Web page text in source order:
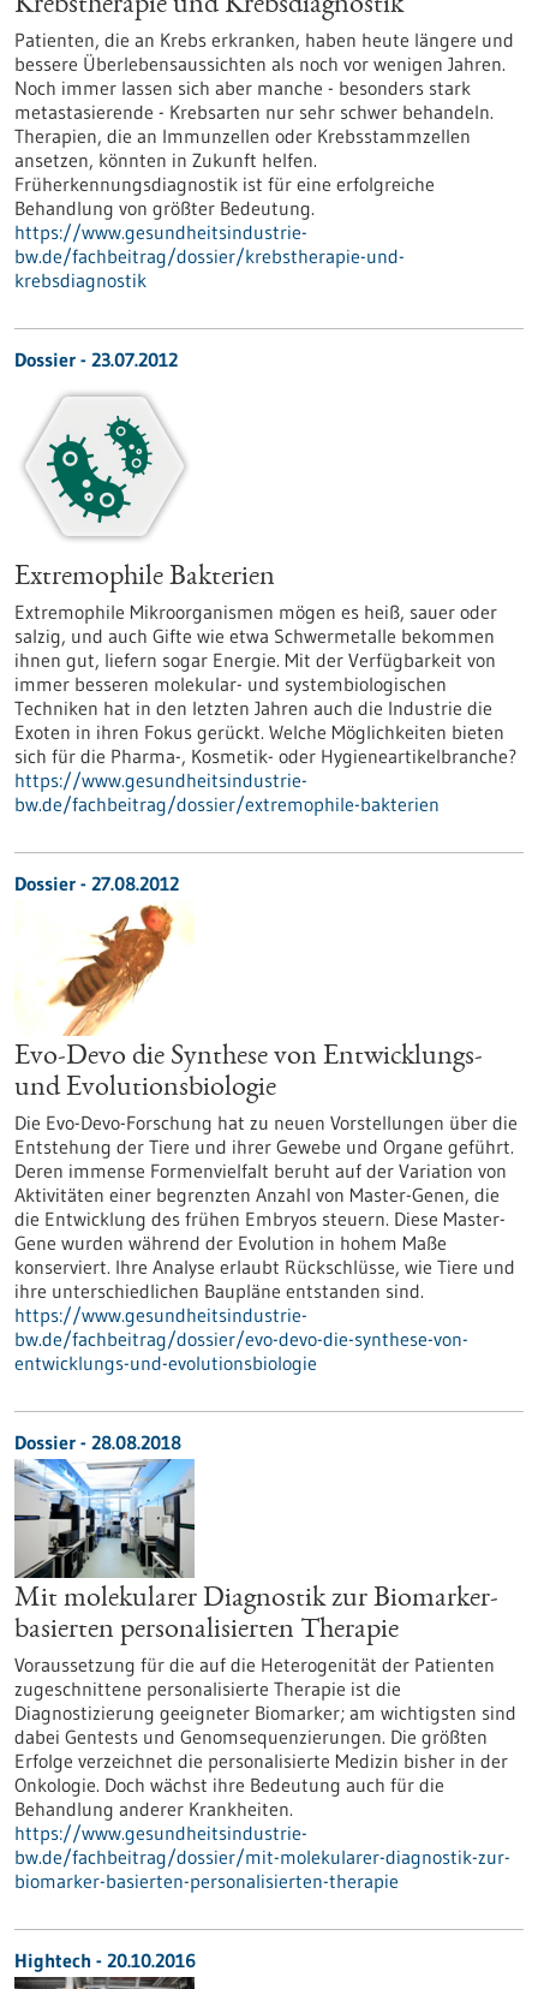
Krebstherapie und Krebsdiagnostik
Patienten, die an Krebs erkranken, haben heute längere und
bessere Überlebensaussichten als noch vor wenigen Jahren.
Noch immer lassen sich aber manche - besonders stark
metastasierende - Krebsarten nur sehr schwer behandeln.
Therapien, die an Immunzellen oder Krebsstammzellen
ansetzen, könnten in Zukunft helfen.
Früherkennungsdiagnostik ist für eine erfolgreiche
Behandlung von größter Bedeutung.
https://www.gesundheitsindustrie-
bw.de/fachbeitrag/dossier/krebstherapie-und-
krebsdiagnostik
Dossier - 23.07.2012
Extremophile Bakterien
Extremophile Mikroorganismen mögen es heiß, sauer oder
salzig, und auch Gifte wie etwa Schwermetalle bekommen
ihnen gut, liefern sogar Energie. Mit der Verfügbarkeit von
immer besseren molekular- und systembiologischen
Techniken hat in den letzten Jahren auch die Industrie die
Exoten in ihren Fokus gerückt. Welche Möglichkeiten bieten
sich für die Pharma-, Kosmetik- oder Hygieneartikelbranche?
https://www.gesundheitsindustrie-
bw.de/fachbeitrag/dossier/extremophile-bakterien
Dossier - 27.08.2012
Evo-Devo die Synthese von Entwicklungs-
und Evolutionsbiologie
Die Evo-Devo-Forschung hat zu neuen Vorstellungen über die
Entstehung der Tiere und ihrer Gewebe und Organe geführt.
Deren immense Formenvielfalt beruht auf der Variation von
Aktivitäten einer begrenzten Anzahl von Master-Genen, die
die Entwicklung des frühen Embryos steuern. Diese Master-
Gene wurden während der Evolution in hohem Maße
konserviert. Ihre Analyse erlaubt Rückschlüsse, wie Tiere und
ihre unterschiedlichen Baupläne entstanden sind.
https://www.gesundheitsindustrie-
bw.de/fachbeitrag/dossier/evo-devo-die-synthese-von-
entwicklungs-und-evolutionsbiologie
Dossier - 28.08.2018
Mit molekularer Diagnostik zur Biomarker-
basierten personalisierten Therapie
Voraussetzung für die auf die Heterogenität der Patienten
zugeschnittene personalisierte Therapie ist die
Diagnostizierung geeigneter Biomarker; am wichtigsten sind
dabei Gentests und Genomsequenzierungen. Die größten
Erfolge verzeichnet die personalisierte Medizin bisher in der
Onkologie. Doch wächst ihre Bedeutung auch für die
Behandlung anderer Krankheiten.
https://www.gesundheitsindustrie-
bw.de/fachbeitrag/dossier/mit-molekularer-diagnostik-zur-
biomarker-basierten-personalisierten-therapie
Hightech - 20.10.2016